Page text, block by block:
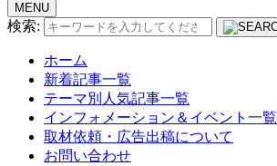
MENU
検索:
ホーム
新着記事一覧
テーマ別人気記事一覧
インフォメーション＆イベント一覧
取材依頼・広告出稿について
お問い合わせ